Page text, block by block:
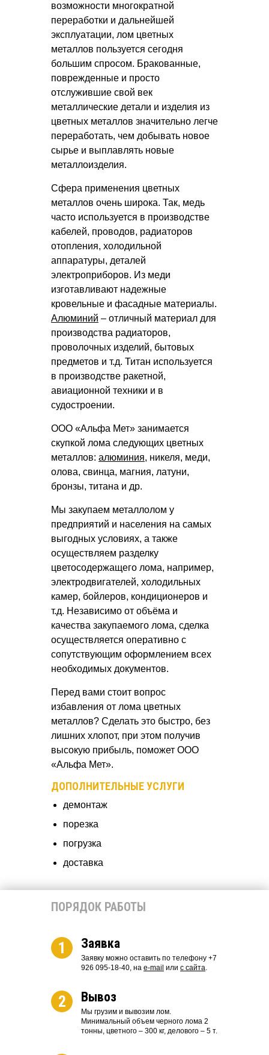
возможности многократной
переработки и дальнейшей
эксплуатации, лом цветных
металлов пользуется сегодня
большим спросом. Бракованные,
поврежденные и просто
отслужившие свой век
металлические детали и изделия из
цветных металлов значительно легче
переработать, чем добывать новое
сырье и выплавлять новые
металлоизделия.
Сфера применения цветных
металлов очень широка. Так, медь
часто используется в производстве
кабелей, проводов, радиаторов
отопления, холодильной
аппаратуры, деталей
электроприборов. Из меди
изготавливают надежные
кровельные и фасадные материалы.
Алюминий – отличный материал для
производства радиаторов,
проволочных изделий, бытовых
предметов и т.д. Титан используется
в производстве ракетной,
авиационной техники и в
судостроении.
ООО «Альфа Мет» занимается
скупкой лома следующих цветных
металлов: алюминия, никеля, меди,
олова, свинца, магния, латуни,
бронзы, титана и др.
Мы закупаем металлолом у
предприятий и населения на самых
выгодных условиях, а также
осуществляем разделку
цветосодержащего лома, например,
электродвигателей, холодильных
камер, бойлеров, кондиционеров и
т.д. Независимо от объёма и
качества закупаемого лома, сделка
осуществляется оперативно с
сопутствующим оформлением всех
необходимых документов.
Перед вами стоит вопрос
избавления от лома цветных
металлов? Сделать это быстро, без
лишних хлопот, при этом получив
высокую прибыль, поможет ООО
«Альфа Мет».
ДОПОЛНИТЕЛЬНЫЕ УСЛУГИ
демонтаж
порезка
погрузка
доставка
ПОРЯДОК РАБОТЫ
1 Заявка
Заявку можно оставить по телефону +7
926 095-18-40, на e-mail или с сайта.
2 Вывоз
Мы грузим и вывозим лом.
Минимальный объем черного лома 2
тонны, цветного – 300 кг, делового – 5 т.